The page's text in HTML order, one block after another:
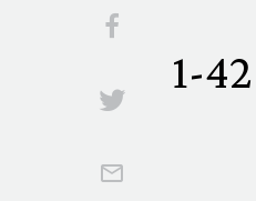
1-42